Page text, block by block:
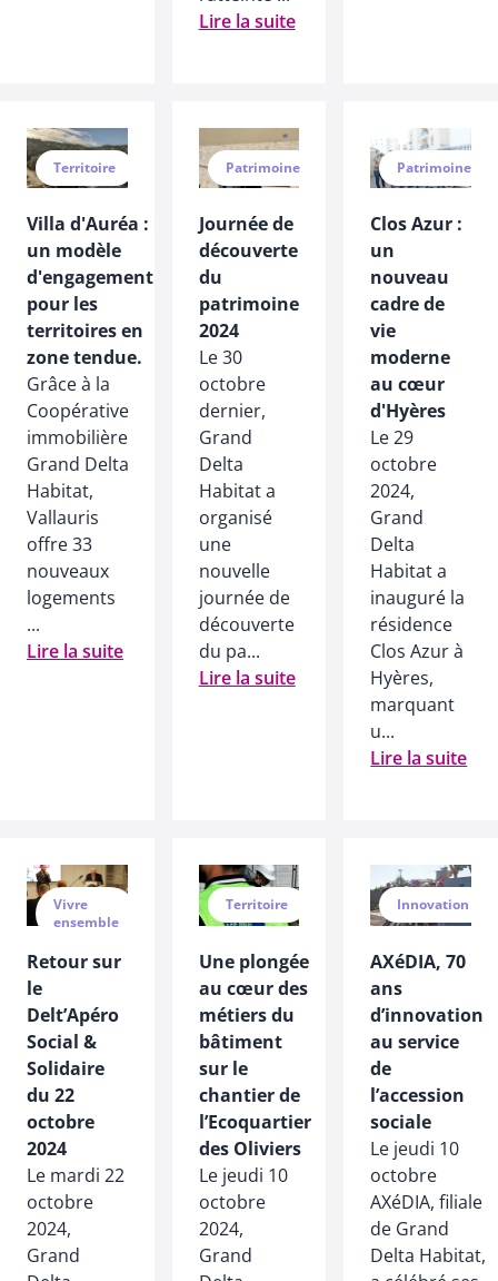
Lire la suite
Territoire
Villa d'Auréa :
un modèle
d'engagement
pour les
territoires en
zone tendue.
Grâce à la
Coopérative
immobilière
Grand Delta
Habitat,
Vallauris
offre 33
nouveaux
logements
...
Lire la suite
Patrimoine
Journée de
découverte
du
patrimoine
2024
Le 30
octobre
dernier,
Grand
Delta
Habitat a
organisé
une
nouvelle
journée de
découverte
du pa...
Lire la suite
Patrimoine
Clos Azur :
un
nouveau
cadre de
vie
moderne
au cœur
d'Hyères
Le 29
octobre
2024,
Grand
Delta
Habitat a
inauguré la
résidence
Clos Azur à
Hyères,
marquant
u...
Lire la suite
Vivre
ensemble
Retour sur
le
Delt’Apéro
Social &
Solidaire
du 22
octobre
2024
Le mardi 22
octobre
2024,
Grand
Territoire
Une plongée
au cœur des
métiers du
bâtiment
sur le
chantier de
l’Ecoquartier
des Oliviers
Le jeudi 10
octobre
2024,
Grand
Innovation
AXéDIA, 70
ans
d’innovation
au service
de
l’accession
sociale
Le jeudi 10
octobre
AXéDIA, filiale
de Grand
Delta Habitat,